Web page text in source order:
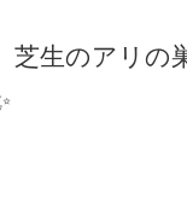
芝生のアリの